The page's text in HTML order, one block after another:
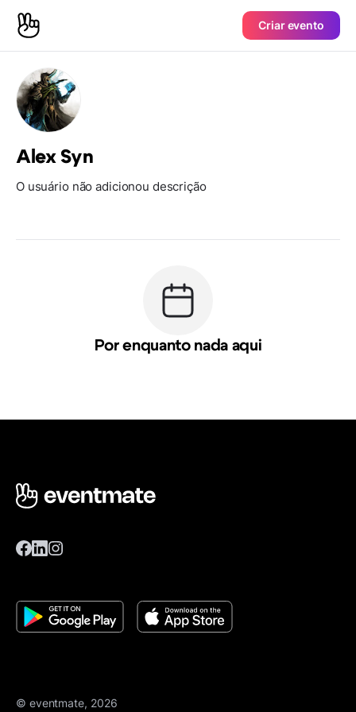
Criar evento
Alex Syn
O usuário não adicionou descrição
Por enquanto nada aqui
© eventmate, 2026